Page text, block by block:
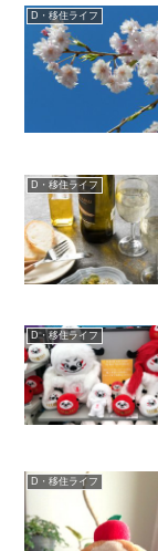
D・移住ライフ
D・移住ライフ
D・移住ライフ
D・移住ライフ